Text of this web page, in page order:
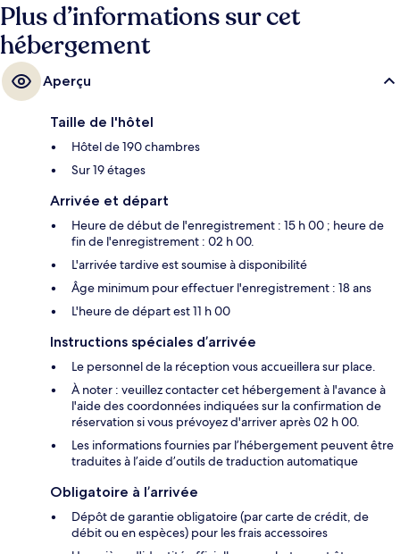
Plus d’informations sur cet
hébergement
Aperçu
Taille de l'hôtel
Hôtel de 190 chambres
Sur 19 étages
Arrivée et départ
Heure de début de l'enregistrement : 15 h 00 ; heure de
fin de l'enregistrement : 02 h 00.
L'arrivée tardive est soumise à disponibilité
Âge minimum pour effectuer l'enregistrement : 18 ans
L'heure de départ est 11 h 00
Instructions spéciales d’arrivée
Le personnel de la réception vous accueillera sur place.
À noter : veuillez contacter cet hébergement à l'avance à
l'aide des coordonnées indiquées sur la confirmation de
réservation si vous prévoyez d'arriver après 02 h 00.
Les informations fournies par l’hébergement peuvent être
traduites à l’aide d’outils de traduction automatique
Obligatoire à l’arrivée
Dépôt de garantie obligatoire (par carte de crédit, de
débit ou en espèces) pour les frais accessoires